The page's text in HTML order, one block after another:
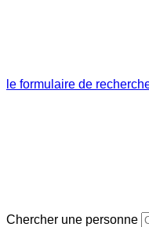
le formulaire de
Chercher une personne